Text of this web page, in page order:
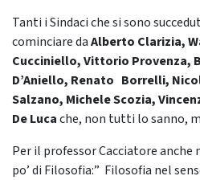
Tanti i Sindaci che si sono
cominciare daAlberto Clarizia,
Cucciniello, Vittorio Provenza,
D’Aniello, Renato Borrelli,
Salzano, Michele Scozia,
De Lucache, non tutti lo sanno,
Per il professor Cacciatore
po’ di Filosofia:” Filosofia nel